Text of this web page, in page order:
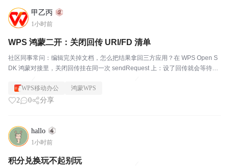
甲乙丙
1小时前
WPS 鸿蒙二开：关闭回传 URI/FD 清单
社区同事常问：编辑完关掉文档，怎么把结果拿回三方应用？在 WPS Open S
DK 鸿蒙对接里，关闭回传挂在同一次 sendRequest 上：设了回传就会等待用
官方对接文档为准。...
WPS移动办公 鸿蒙WPS
2 0 分享
hallo
1小时前
积分兑换玩不起别玩